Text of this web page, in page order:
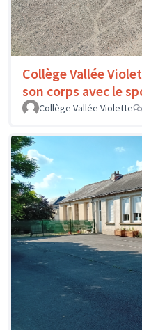
Collège Vallée
son corps avec le
Collège Vallée Violette